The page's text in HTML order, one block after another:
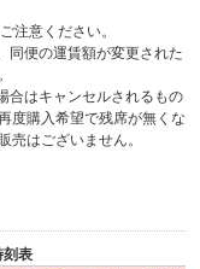
注意ください。
同便の運賃額が変更された
合はキャンセルされるもの
度購入希望で残席が無くな
売はございません。
表